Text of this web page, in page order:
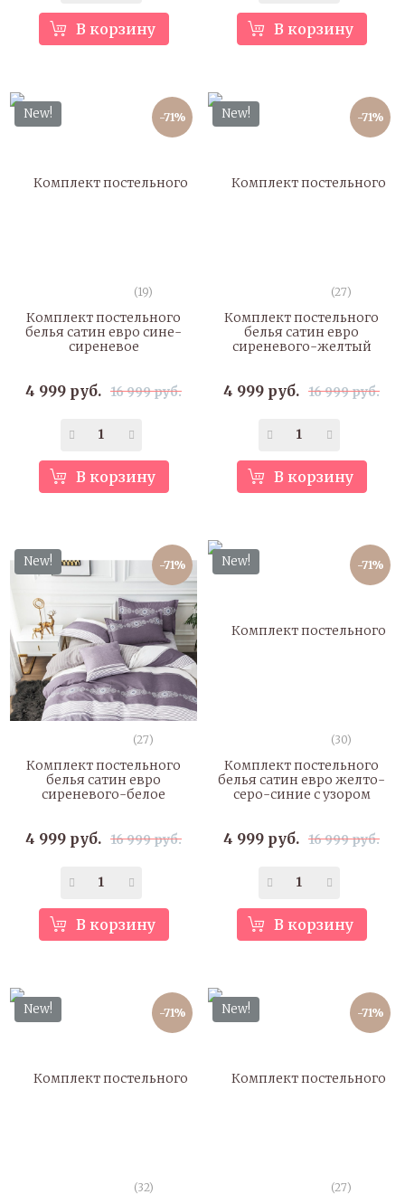
В корзину В корзину
New! -71%
(19)
Комплект постельного
белья сатин евро сине-
сиреневое
4 999 руб. 16 999 руб.
В корзину
New! -71%
(27)
Комплект постельного
белья сатин евро
сиреневого-желтый
4 999 руб. 16 999 руб.
В корзину
New! -71%
(27)
Комплект постельного
белья сатин евро
сиреневого-белое
4 999 руб. 16 999 руб.
В корзину
New! -71%
(30)
Комплект постельного
белья сатин евро желто-
серо-синие с узором
4 999 руб. 16 999 руб.
В корзину
New! -71%
(32)
New! -71%
(27)